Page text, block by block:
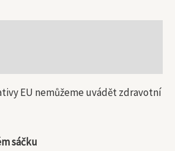
EU nemůžeme uvádět zdravotní
sáčku